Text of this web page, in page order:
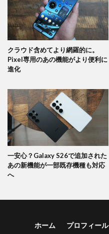
クラウド含めてより網羅的に。
Pixel専用のあの機能がより便利に
進化
一安心？Galaxy S26で追加された
あの新機能が一部既存機種も対応
へ
ホーム プロフィール